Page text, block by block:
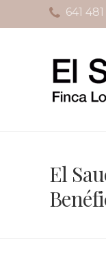
641 481
El